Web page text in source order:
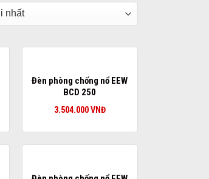
Đèn phòng chống nổ EEW
BCD 250
3.504.000VNĐ